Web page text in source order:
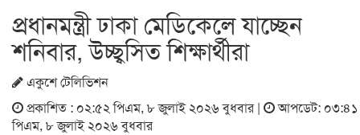
প্রধানমন্ত্রী ঢাকা মেডিকেলে যাচ্ছেন
শনিবার, উচ্ছ্বসিত শিক্ষার্থীরা
একুশে টেলিভিশন
প্রকাশিত : ০২:৫২ পিএম, ৮ জুলাই ২০২৬ বুধবার |
আপডেট: ০৩:৪১
পিএম, ৮ জুলাই ২০২৬ বুধবার